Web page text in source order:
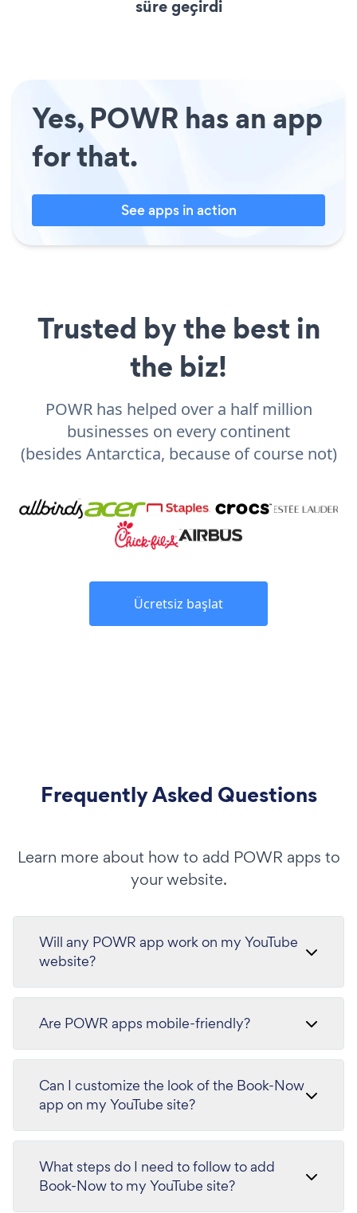
süre geçirdi
Yes, POWR has an app
for that.
See apps in action
Trusted by the best in
the biz!
POWR has helped over a half million
businesses on every continent
(besides Antarctica, because of course not)
Ücretsiz başlat
Frequently Asked Questions
Learn more about how to add POWR apps to
your website.
Will any POWR app work on my YouTube
website?
Are POWR apps mobile-friendly?
Can I customize the look of the Book-Now
app on my YouTube site?
What steps do I need to follow to add
Book-Now to my YouTube site?